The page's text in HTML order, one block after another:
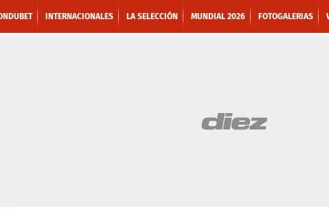
INTERNACIONALES LA SELECCIÓN MUNDIAL 2026 FOTOGALERIAS